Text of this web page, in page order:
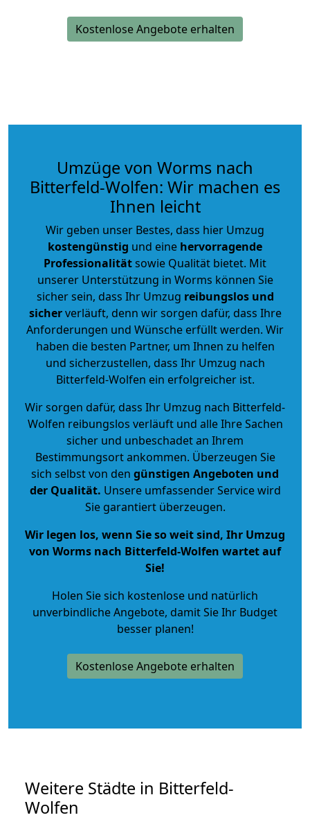
Kostenlose Angebote erhalten
Umzüge von Worms nach
Bitterfeld-Wolfen: Wir machen es
Ihnen leicht
Wir geben unser Bestes, dass hier Umzug
kostengünstig und eine hervorragende
Professionalitätsowie Qualität bietet. Mit
unserer Unterstützung in Worms können Sie
sicher sein, dass Ihr Umzug reibungslos und
sicherverläuft, denn wir sorgen dafür, dass Ihre
Anforderungen und Wünsche erfüllt werden. Wir
haben die besten Partner, um Ihnen zu helfen
und sicherzustellen, dass Ihr Umzug nach
Bitterfeld-Wolfen ein erfolgreicher ist.
Wir sorgen dafür, dass Ihr Umzug nach Bitterfeld-
Wolfen reibungslos verläuft und alle Ihre Sachen
sicher und unbeschadet an Ihrem
Bestimmungsort ankommen. Überzeugen Sie
sich selbst von den günstigen Angeboten und
der Qualität. Unsere umfassender Service wird
Sie garantiert überzeugen.
Wir legen los, wenn Sie so weit sind, Ihr Umzug
von Worms nach Bitterfeld-Wolfen wartet auf
Sie!
Holen Sie sich kostenlose und natürlich
unverbindliche Angebote, damit Sie Ihr Budget
besser planen!
Kostenlose Angebote erhalten
Weitere Städte in Bitterfeld-
Wolfen